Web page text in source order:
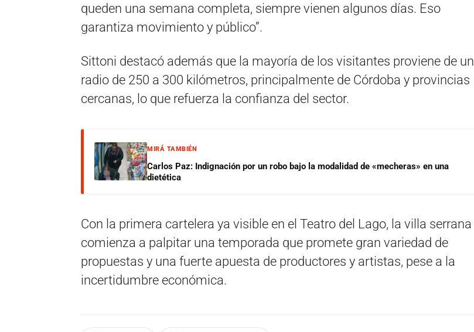
queden una semana completa, siempre vienen algunos días. Eso
garantiza movimiento y público”.
Sittoni destacó además que la mayoría de los visitantes proviene de un
radio de 250 a 300 kilómetros, principalmente de Córdoba y provincias
cercanas, lo que refuerza la confianza del sector.
MIRÁ TAMBIÉN
Carlos Paz: Indignación por un robo bajo la modalidad de «mecheras» en una
dietética
Con la primera cartelera ya visible en el Teatro del Lago, la villa serrana
comienza a palpitar una temporada que promete gran variedad de
propuestas y una fuerte apuesta de productores y artistas, pese a la
incertidumbre económica.